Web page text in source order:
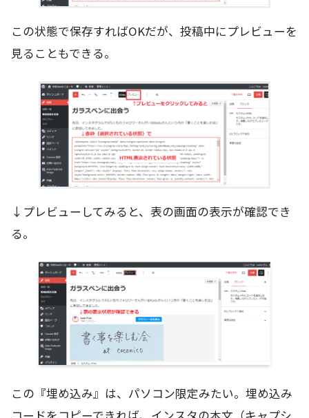
この状態で保存すればOKだが、投稿中にプレビューを
見ることもできる。
↓プレビューしてみると、表の画面の表示が確認でき
る。
この『埋め込み』は、パソコン限定みたい。埋め込み